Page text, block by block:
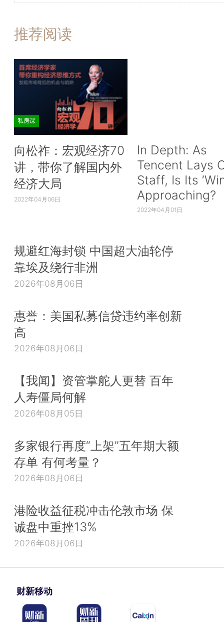
推荐阅读
私房课
向松祚：宏观经济70
讲，带你了解国内外
经济大局
2022年04月06日
In Depth: As
Tencent Lays
Staff, Is Its
Approaching?
2022年04月01日
规避红海封锁 中国超大油轮停
靠埃及绕行非洲
2026年08月06日
惠誉：美国私募信贷违约率创新
高
2026年08月06日
【我闻】资管掌舵人更替 百年
人寿僵局何解
2026年08月05日
多家银行再度“上架”五年期大额
存单 有何考量？
2026年08月06日
港险收益征税冲击伦敦市场 保
诚盘中重挫13%
2026年08月06日
财新移动